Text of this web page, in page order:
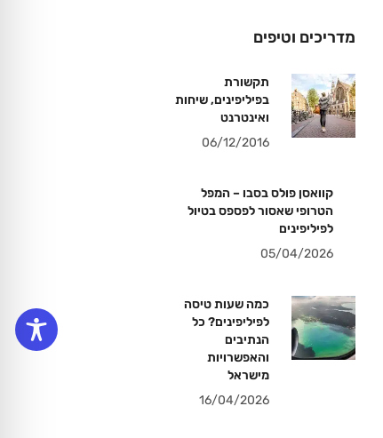
מדריכים וטיפים
תקשורת
בפיליפינים, שיחות
ואינטרנט
06/12/2016
קוואסן פולס בסבו – המפל
הטרופי שאסור לפספס בטיול
לפיליפינים
05/04/2026
כמה שעות טיסה
לפיליפינים? כל
הנתיבים
והאפשרויות
מישראל
16/04/2026